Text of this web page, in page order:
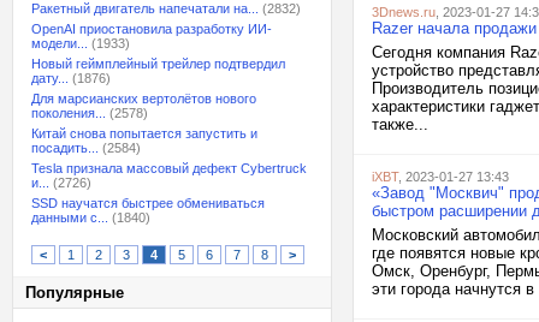
Ракетный двигатель напечатали на...
(2832)
OpenAI приостановила разработку ИИ-
модели...
(1933)
Новый геймплейный трейлер подтвердил
дату...
(1876)
Для марсианских вертолётов нового
поколения...
(2578)
Китай снова попытается запустить и
посадить...
(2584)
Tesla признала массовый дефект Cybertruck
и...
(2726)
SSD научатся быстрее обмениваться
данными с...
(1840)
< 1 2 3 4 5 6 7 8 >
Популярные
3Dnews.ru , 2023-01-27
Razer начала
Сегодня компания
устройство
Производитель
характеристики
также...
iXBT, 2023-01-27 13:43
«Завод "Москвич"
быстром расширении
Московский
где появятся новые
Омск, Оренбург,
эти города начнутся